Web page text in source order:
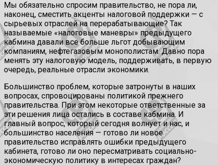
Мы обязательно спросим правительство, не пора ли,
наконец, сместить акценты налоговой поддержки — с
сырьевых отраслей на перерабатывающие? Так
называемые «налоговые маневры» предыдущего
кабмина давали все больше льгот добывающим
компаниям, нефтегазовым монополистам. Давно пора
менять эту налоговую модель, поддерживать, в первую
очередь, реальные отрасли экономики.
Большинство проблем, которые затронуты в наших
вопросах, спровоцированы политикой прежнего
правительства. При этом некоторые ответственные за
эти решения лица остались в составе кабмина. И
главный вопрос, который сегодня волнует и нас, и
большинство населения — готово ли новое
правительство исправлять ошибки предыдущего
кабинета, готово ли оно пересматривать социально-
экономическую политику в интересах граждан?